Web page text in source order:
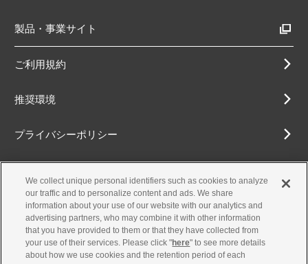
製品・事業サイト
ご利用規約
推奨環境
プライバシーポリシー
アクセシビリティ方針
古物営業法に基づく表示
We collect unique personal identifiers such as cookies to analyze
our traffic and to personalize content and ads. We share
information about your use of our website with our analytics and
advertising partners, who may combine it with other information
that you have provided to them or that they have collected from
your use of their services. Please click "here" to see more details
about how we use cookies and the retention period of each